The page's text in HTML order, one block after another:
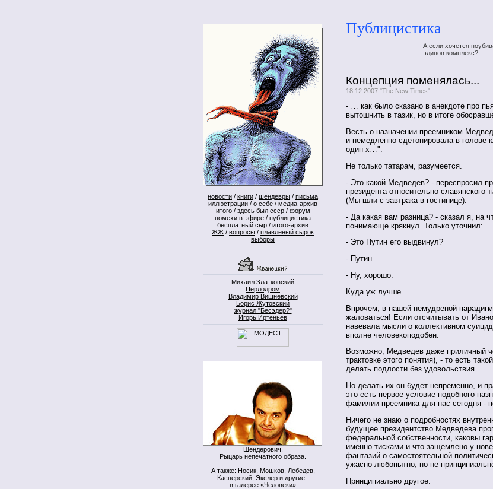
новости / книги / шендевры / письма
иллюстрации / о себе / медиа-архив
итого/ здесь был ссср/ форум
помехи в эфире / публицистика
бесплатный сыр / итого-архив
ЖЖ / вопросы / плавленый сырок
выборы
Михаил Златковский
Перлодром
Владимир Вишневский
Борис Жутовский
журнал "Бесэдер?"
Игорь Иртеньев
Шендерович.
Рыцарь непечатного образа.
А также: Носик, Мошков, Лебедев,
Касперский, Экслер и другие -
в галерее «Человеки»
Публицистика
А если хочется
эдипов комплекс?
Концепция поменялась...
18.12.2007 "The New Times"
- … как было сказано в анекдоте про
вытошнить в тазик, но в итоге
Весть о назначении преемником
и немедленно сдетонировала в голове
один х…".
Не только татарам, разумеется.
- Это какой Медведев? - переспросил
президента относительно славянского
(Мы шли с завтрака в гостинице).
- Да какая вам разница? - сказал я, на
понимающе крякнул. Только уточнил:
- Это Путин его выдвинул?
- Путин.
- Ну, хорошо.
Куда уж лучше.
Впрочем, в нашей немудреной
жаловаться! Если отсчитывать от
навевала мысли о коллективном
вполне человекоподобен.
Возможно, Медведев даже приличный
трактовке этого понятия), - то есть
делать подлости без удовольствия.
Но делать их он будет непременно, и
это есть первое условие подобного
фамилии преемника для нас сегодня -
Ничего не знаю о подробностях
будущее президентство Медведева
федеральной собственности, каковы
именно тисками и что защемлено у
фантазий о самостоятельной
ужасно любопытно, но не
Принципиально другое.